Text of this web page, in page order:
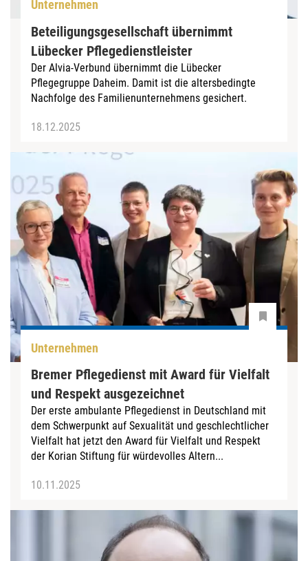
Unternehmen
Beteiligungsgesellschaft übernimmt
Lübecker Pflegedienstleister
Der Alvia-Verbund übernimmt die Lübecker
Pflegegruppe Daheim. Damit ist die altersbedingte
Nachfolge des Familienunternehmens gesichert.
18.12.2025
Unternehmen
Bremer Pflegedienst mit Award für Vielfalt
und Respekt ausgezeichnet
Der erste ambulante Pflegedienst in Deutschland mit
dem Schwerpunkt auf Sexualität und geschlechtlicher
Vielfalt hat jetzt den Award für Vielfalt und Respekt
der Korian Stiftung für würdevolles Altern...
10.11.2025